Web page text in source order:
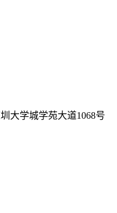
大学城学苑大道1068号